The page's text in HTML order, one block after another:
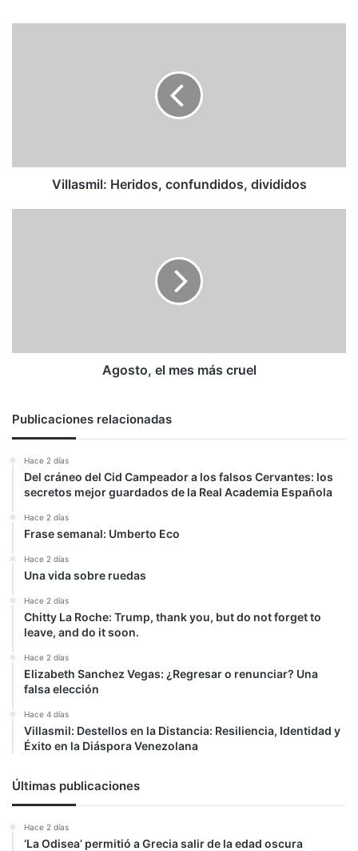
Villasmil: Heridos, confundidos, divididos
Agosto, el mes más cruel
Publicaciones relacionadas
Hace 2 días
Del cráneo del Cid Campeador a los falsos Cervantes: los
secretos mejor guardados de la Real Academia Española
Hace 2 días
Frase semanal: Umberto Eco
Hace 2 días
Una vida sobre ruedas
Hace 2 días
Chitty La Roche: Trump, thank you, but do not forget to
leave, and do it soon.
Hace 2 días
Elizabeth Sanchez Vegas: ¿Regresar o renunciar? Una
falsa elección
Hace 4 días
Villasmil: Destellos en la Distancia: Resiliencia, Identidad y
Éxito en la Diáspora Venezolana
Últimas publicaciones
Hace 2 días
‘La Odisea’ permitió a Grecia salir de la edad oscura